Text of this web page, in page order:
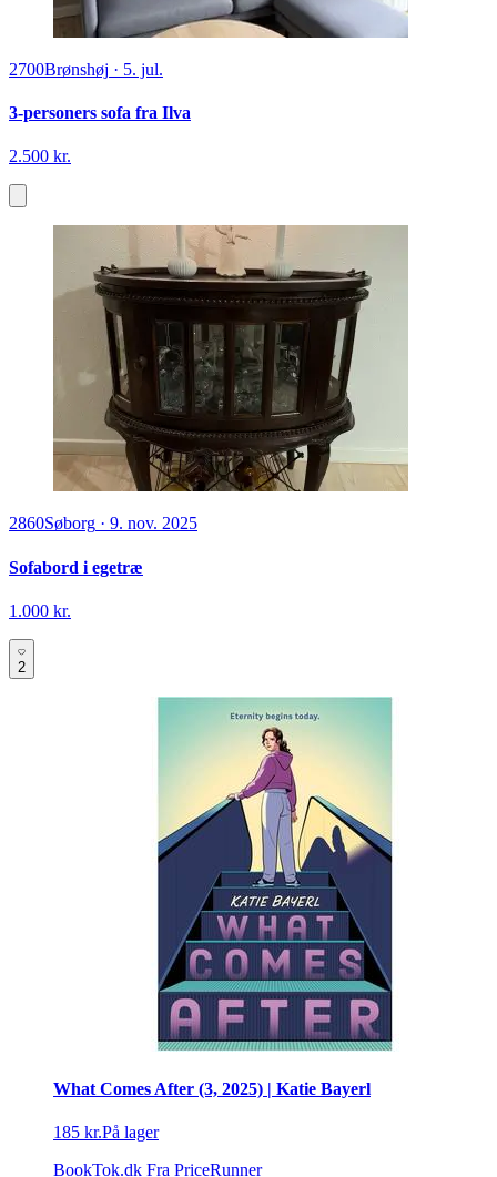
2700Brønshøj · 5. jul.
3-personers sofa fra Ilva
2.500 kr.
2860Søborg · 9. nov. 2025
Sofabord i egetræ
1.000 kr.
2
What Comes After (3, 2025) | Katie Bayerl
185 kr.På lager
BookTok.dk Fra PriceRunner